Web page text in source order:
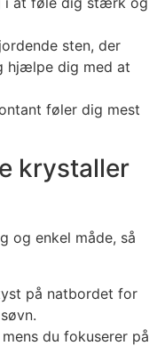
sten, der
hjælpe dig med at
føler dig mest
krystaller
og enkel måde, så
på natbordet for
du fokuserer på